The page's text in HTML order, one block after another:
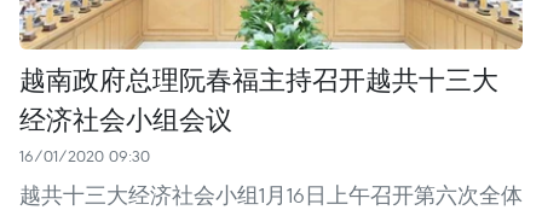
越南政府总理阮春福主持召开越共十三大
经济社会小组会议
16/01/2020 09:30
越共十三大经济社会小组1月16日上午召开第六次全体